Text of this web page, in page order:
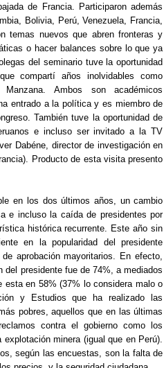
de Francia. Participaron además
Bolivia, Perú, Venezuela, Francia,
temas nuevos que abren fronteras y
o hacer balances sobre lo que ya
del seminario tuve la oportunidad
compartí años inolvidables como
Ambos son académicos
entrado a la política y es miembro de
También tuve la oportunidad de
e incluso ser invitado a la TV
Dabéne, director de investigación en
Producto de esta visita presento
en los dos últimos años, un cambio
e incluso la caída de presidentes por
histórica recurrente. Este año sin
en la popularidad del presidente
aprobación mayoritarios. En efecto,
del presidente fue de 74%, a mediados
en 58% (37% lo considera malo o
y Estudios que ha realizado las
pobres, aquellos que en las últimas
contra el gobierno como los
minera (igual que en Perú).
según las encuestas, son la falta de